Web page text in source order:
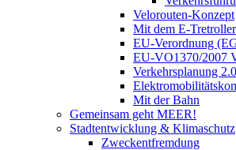
Velorouten-Konzept
Mit dem E-
EU-Verordnung
EU-VO1370/2007
Verkehrsplanung 2.0
Mit der Bahn
Gemeinsam geht MEER!
Stadtentwicklung & Klimaschutz
Zweckentfremdung